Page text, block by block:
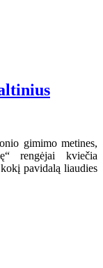
gimimo metines,
rengėjai kviečia
pavidalą liaudies